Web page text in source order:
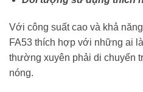
Với công suất cao và khả
FA53 thích hợp với những ai
thường xuyên phải di chuyển
nóng.